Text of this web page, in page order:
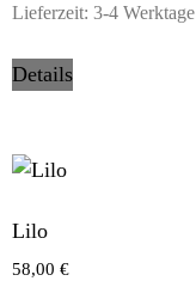
Lieferzeit: 3-4 Werktage
Details
Lilo
58,00 €